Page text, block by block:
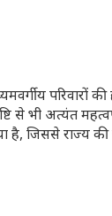
परिवारों
से भी अत्यंत
जिससे राज्य की